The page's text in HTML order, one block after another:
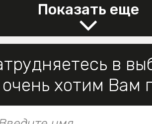
Показать еще
в
хотим Вам